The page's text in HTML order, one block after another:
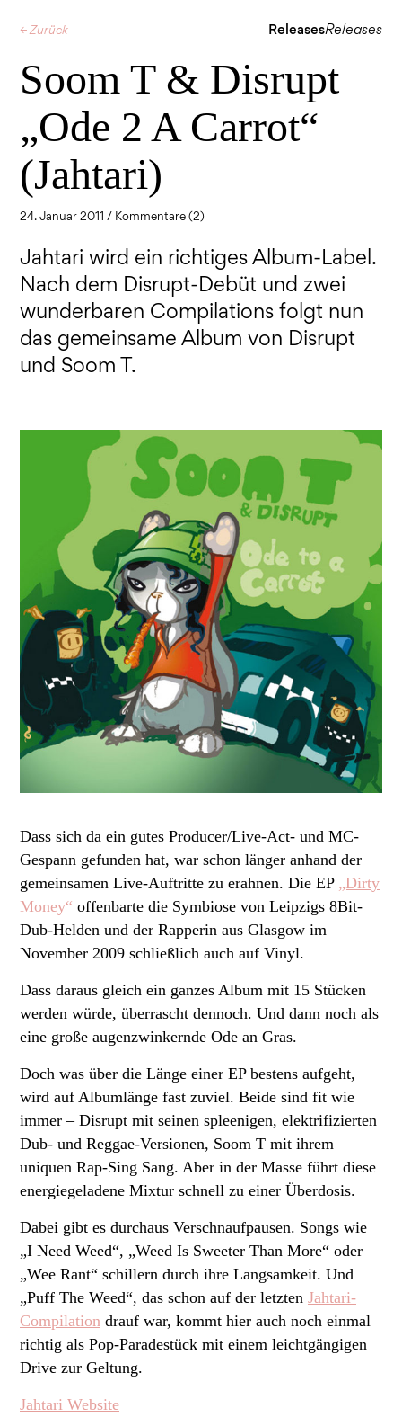
← Zurück ReleasesReleases
Soom T & Disrupt
„Ode 2 A Carrot“
(Jahtari)
24. Januar 2011 / Kommentare (2)
Jahtari wird ein richtiges Album-Label.
Nach dem Disrupt-Debüt und zwei
wunderbaren Compilations folgt nun
das gemeinsame Album von Disrupt
und Soom T.
Dass sich da ein gutes Producer/Live-Act- und MC-
Gespann gefunden hat, war schon länger anhand der
gemeinsamen Live-Auftritte zu erahnen. Die EP „Dirty
Money“ offenbarte die Symbiose von Leipzigs 8Bit-
Dub-Helden und der Rapperin aus Glasgow im
November 2009 schließlich auch auf Vinyl.
Dass daraus gleich ein ganzes Album mit 15 Stücken
werden würde, überrascht dennoch. Und dann noch als
eine große augenzwinkernde Ode an Gras.
Doch was über die Länge einer EP bestens aufgeht,
wird auf Albumlänge fast zuviel. Beide sind fit wie
immer – Disrupt mit seinen spleenigen, elektrifizierten
Dub- und Reggae-Versionen, Soom T mit ihrem
uniquen Rap-Sing Sang. Aber in der Masse führt diese
energiegeladene Mixtur schnell zu einer Überdosis.
Dabei gibt es durchaus Verschnaufpausen. Songs wie
„I Need Weed“, „Weed Is Sweeter Than More“ oder
„Wee Rant“ schillern durch ihre Langsamkeit. Und
„Puff The Weed“, das schon auf der letzten Jahtari-
Compilation drauf war, kommt hier auch noch einmal
richtig als Pop-Paradestück mit einem leichtgängigen
Drive zur Geltung.
Jahtari Website